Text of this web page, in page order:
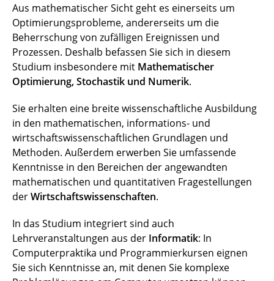
Aus mathematischer Sicht geht es einerseits um
Optimierungsprobleme, andererseits um die
Beherrschung von zufälligen Ereignissen und
Prozessen. Deshalb befassen Sie sich in diesem
Studium insbesondere mit Mathematischer
Optimierung, Stochastik und Numerik.
Sie erhalten eine breite wissenschaftliche Ausbildung
in den mathematischen, informations- und
wirtschaftswissenschaftlichen Grundlagen und
Methoden. Außerdem erwerben Sie umfassende
Kenntnisse in den Bereichen der angewandten
mathematischen und quantitativen Fragestellungen
derWirtschaftswissenschaften.
In das Studium integriert sind auch
Lehrveranstaltungen aus der Informatik: In
Computerpraktika und Programmierkursen eignen
Sie sich Kenntnisse an, mit denen Sie komplexe